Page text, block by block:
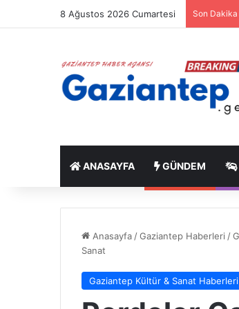
8 Ağustos 2026 Cumartesi Son Dakika
ANASAYFA GÜNDEM
Anasayfa /Gaziantep Haberleri /
Sanat
Gaziantep Kültür & Sanat Haberleri